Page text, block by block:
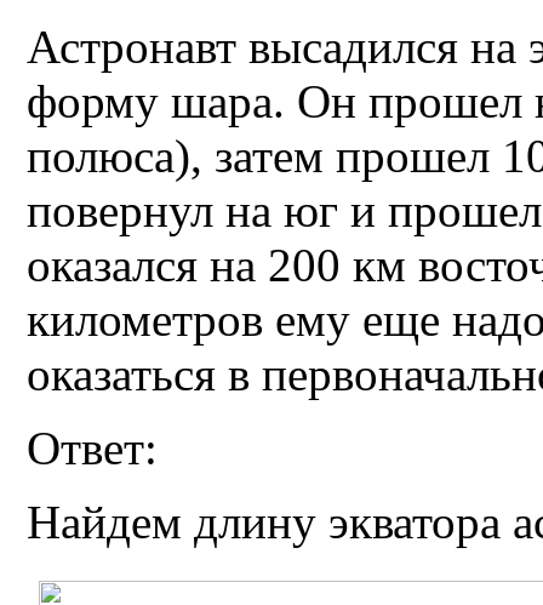
Астронавт высадился на
форму шара. Он прошел
полюса), затем прошел
повернул на юг и
оказался на 200 км
километров ему еще
оказаться в
Ответ:
Найдем длину экватора